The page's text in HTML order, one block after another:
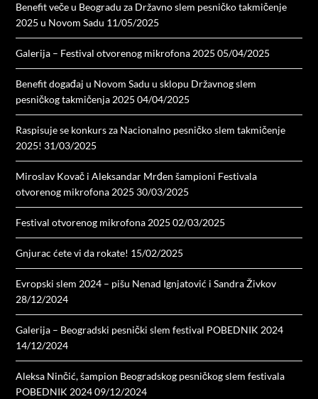
Benefit veče u Beogradu za Državno slem pesničko takmičenje
2025 u Novom Sadu 11/05/2025
Galerija – Festival otvorenog mikrofona 2025 05/04/2025
Benefit događaj u Novom Sadu u sklopu Državnog slem
pesničkog takmičenja 2025 04/04/2025
Raspisuje se konkurs za Nacionalno pesničko slem takmičenje
2025! 31/03/2025
Miroslav Kovač i Aleksandar Mrđen šampioni Festivala
otvorenog mikrofona 2025 30/03/2025
Festival otvorenog mikrofona 2025 02/03/2025
Gnjurac ćete vi da rokate! 15/02/2025
Evropski slem 2024 – pišu Nenad Ignjatović i Sandra Živkov
28/12/2024
Galerija – Beogradski pesnički slem festival POBEDNIK 2024
14/12/2024
Aleksa Ninčić, šampion Beogradskog pesničkog slem festivala
POBEDNIK 2024 09/12/2024